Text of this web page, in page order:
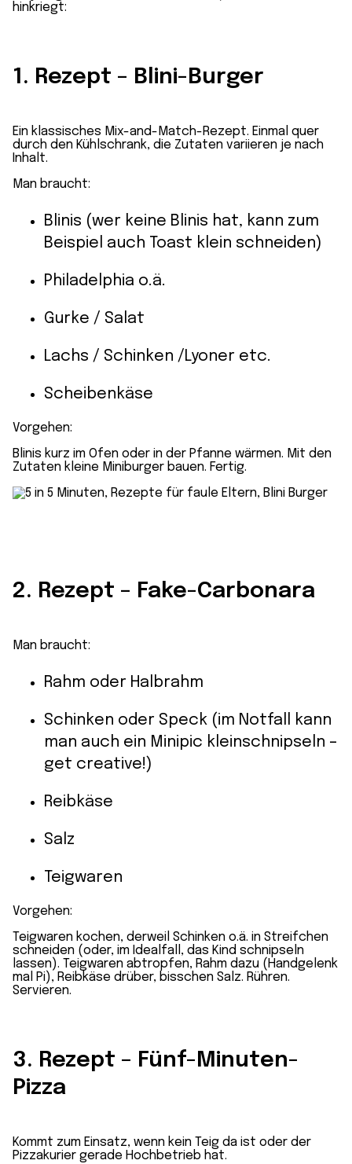
hinkriegt:
1. Rezept – Blini-Burger
Ein klassisches Mix-and-Match-Rezept. Einmal quer
durch den Kühlschrank, die Zutaten variieren je nach
Inhalt.
Man braucht:
Blinis (wer keine Blinis hat, kann zum
Beispiel auch Toast klein schneiden)
Philadelphia o.ä.
Gurke / Salat
Lachs / Schinken /Lyoner etc.
Scheibenkäse
Vorgehen:
Blinis kurz im Ofen oder in der Pfanne wärmen. Mit den
Zutaten kleine Miniburger bauen. Fertig.
2. Rezept – Fake-Carbonara
Man braucht:
Rahm oder Halbrahm
Schinken oder Speck (im Notfall kann
man auch ein Minipic kleinschnipseln –
get creative!)
Reibkäse
Salz
Teigwaren
Vorgehen:
Teigwaren kochen, derweil Schinken o.ä. in Streifchen
schneiden (oder, im Idealfall, das Kind schnipseln
lassen). Teigwaren abtropfen, Rahm dazu (Handgelenk
mal Pi), Reibkäse drüber, bisschen Salz. Rühren.
Servieren.
3. Rezept – Fünf-Minuten-
Pizza
Kommt zum Einsatz, wenn kein Teig da ist oder der
Pizzakurier gerade Hochbetrieb hat.